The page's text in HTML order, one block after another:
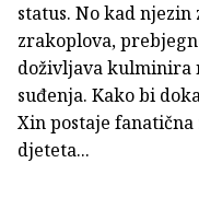
status. No kad
zrakoplova,
doživljava kulminira
suđenja. Kako bi
Xin postaje
djeteta...